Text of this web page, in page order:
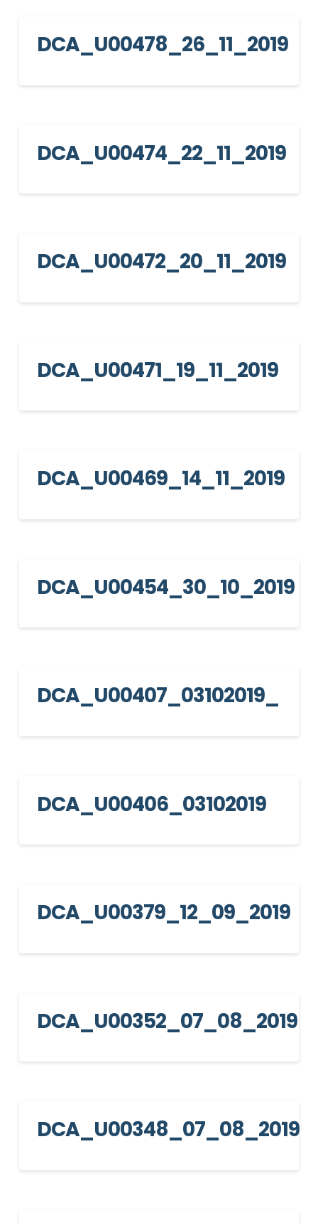
DCA_U00478_26_11_2019
DCA_U00474_22_11_2019
DCA_U00472_20_11_2019
DCA_U00471_19_11_2019
DCA_U00469_14_11_2019
DCA_U00454_30_10_2019
DCA_U00407_03102019_
DCA_U00406_03102019
DCA_U00379_12_09_2019
DCA_U00352_07_08_2019
DCA_U00348_07_08_2019